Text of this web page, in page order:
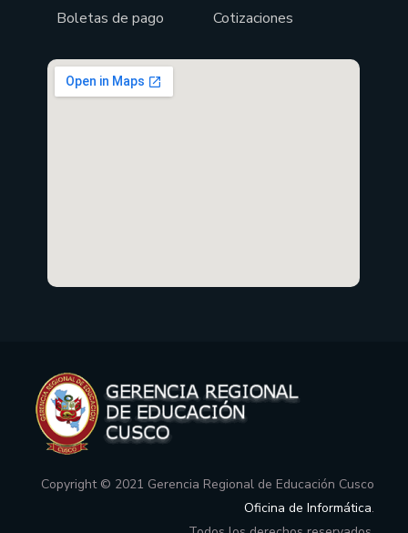
Boletas de pago
Cotizaciones
Copyright © 2021 Gerencia Regional de Educación Cusco
Oficina de Informática.